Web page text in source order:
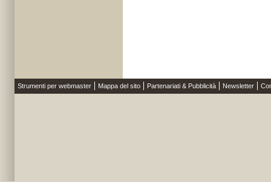
Strumenti per webmaster Mappa del sito Partenariati & Pubblicità Newsletter